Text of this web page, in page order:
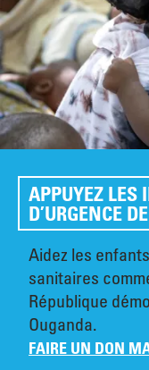
APPUYEZ LES
D’URGENCE
Aidez les
sanitaires
République
Ouganda.
FAIRE UN DON